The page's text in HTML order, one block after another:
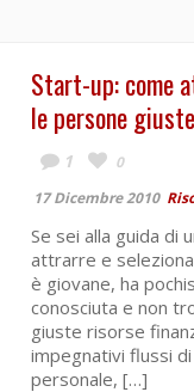
Start-up: come
le persone giuste
1
0
17 Dicembre 2010
Se sei alla guida di
attrarre e
è giovane, ha
conosciuta e non
giuste risorse
impegnativi flussi
personale, […]